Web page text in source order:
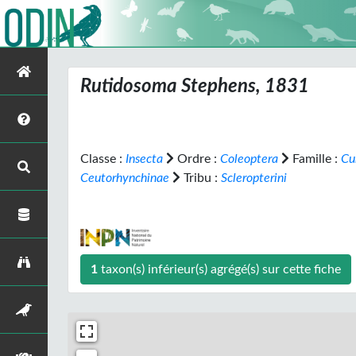
Rutidosoma Stephens, 1831
Classe : Insecta Ordre : Coleoptera Famille :
Ceutorhynchinae
Tribu : Scleropterini
1 taxon(s) inférieur(s) agrégé(s) sur cette fiche